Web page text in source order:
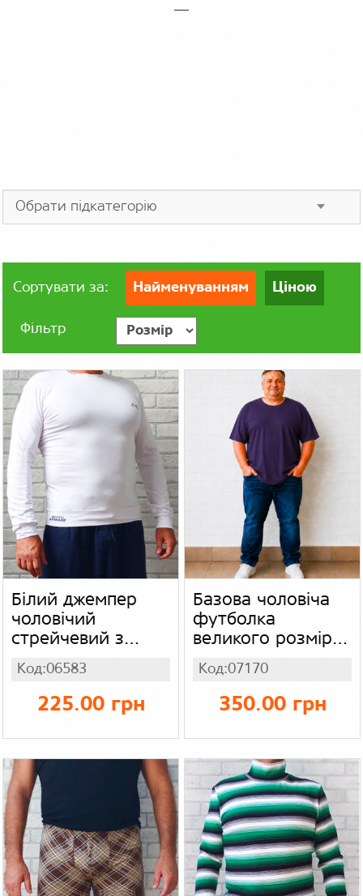
Сортувати за: Найменуванням Ціною
Фільтр
Білий джемпер
чоловічий
стрейчевий з
довгим рукавом,
накат Dolce
Gabbana, Armani,
Versace, трикотаж
Код:06583
225.00 грн
Базова чоловіча
футболка
великого розміру
МЕГА батал,
бавовняна
однотонна
футболка для
чоловіків, колір
темно синій -
чорнильний
Код:07170
350.00 грн